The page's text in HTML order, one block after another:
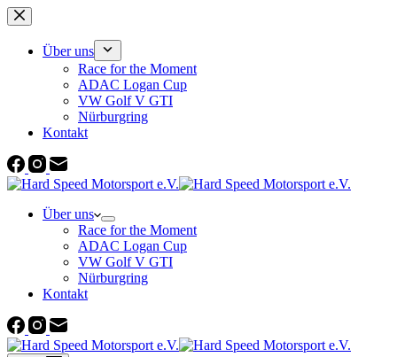
Zum
Inhalt
springenÜber uns
Race for the Moment
ADAC Logan Cup
VW Golf V GTI
Nürburgring
Kontakt
Über uns
Race for the Moment
ADAC Logan Cup
VW Golf V GTI
Nürburgring
Kontakt